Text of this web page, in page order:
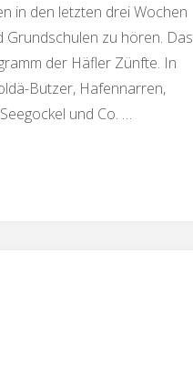
in den letzten drei Wochen
zu hören. Das
der Häfler Zünfte. In
Butzer, Hafennarren,
und Co. …